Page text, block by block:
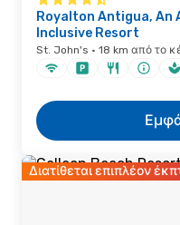
Royalton Antigua,
Inclusive Resort
St. John's · 18 km από το
Διατίθεται επιπλέον